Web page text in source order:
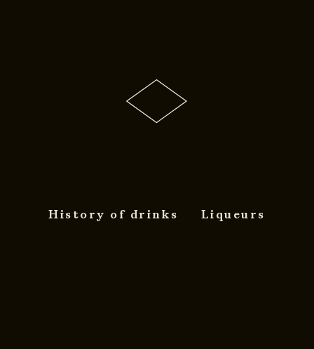
History of drinks Liqueurs